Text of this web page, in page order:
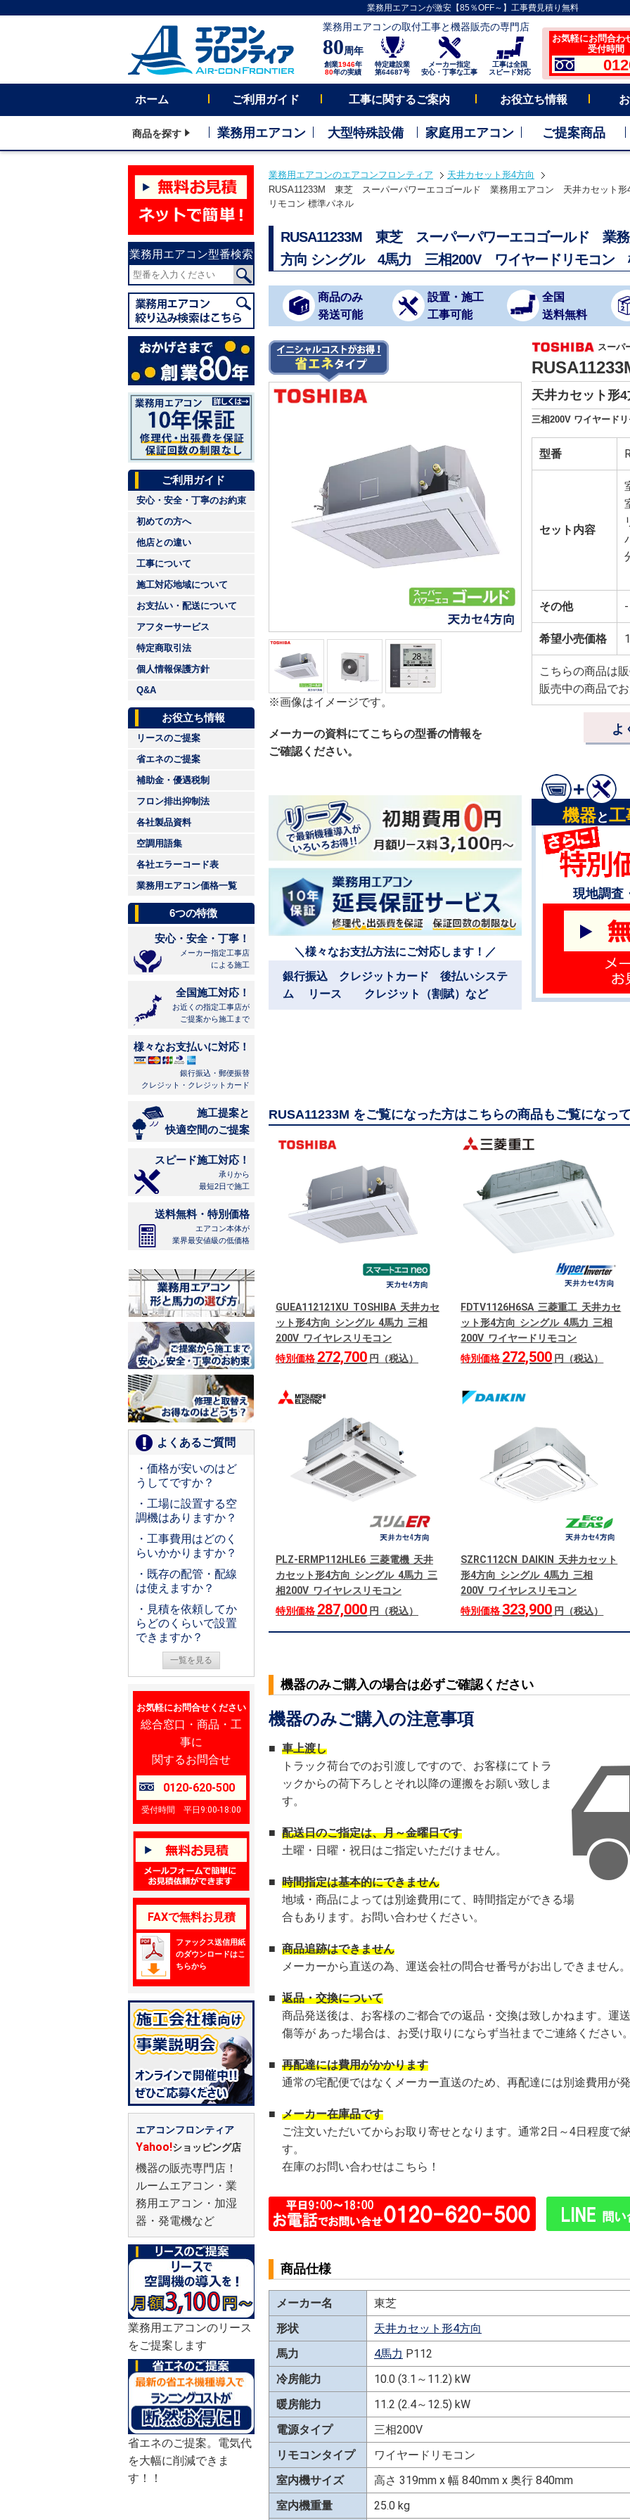
業務用エアコンが激安【85％OFF～】工事費見積り無料
業務用エアコンの取付工事と機器販売の専門店
80周年
創業1946年
80年の実績
特定建設業
第64687号
メーカー指定
安心・丁寧な工事
工事は全国
スピード対応
お気軽にお問合わ
受付時間
ホーム ご利用ガイド 工事に関するご案内 お役立ち情報
商品を探す 業務用エアコン 大型特殊設備 家庭用エアコン ご提案商品
業務用エアコン型番検索
ご利用ガイド
安心・安全・丁寧のお約束
初めての方へ
他店との違い
工事について
施工対応地域について
お支払い・配送について
アフターサービス
特定商取引法
個人情報保護方針
Q&A
お役立ち情報
リースのご提案
省エネのご提案
補助金・優遇税制
フロン排出抑制法
各社製品資料
空調用語集
各社エラーコード表
業務用エアコン価格一覧
6つの特徴
安心・安全・丁寧！
メーカー指定工事店
による施工
全国施工対応！
お近くの指定工事店が
ご提案から施工まで
様々なお支払いに対応！
銀行振込・郵便振替
クレジット・クレジットカード
施工提案と
快適空間のご提案
スピード施工対応！
承りから
最短2日で施工
送料無料・特別価格
エアコン本体が
業界最安値級の低価格
よくあるご質問
・価格が安いのはど
うしてですか？
・工場に設置する空
調機はありますか？
・工事費用はどのく
らいかかりますか？
・既存の配管・配線
は使えますか？
・見積を依頼してか
らどのくらいで設置
できますか？
一覧を見る
お気軽にお問合せください
総合窓口・商品・工
事に
関するお問合せ
0120-620-500
受付時間 平日9:00-18:00
FAXで無料お見積
ファックス送信用紙
のダウンロードはこ
ちらから
エアコンフロンティア
Yahoo!ショッピング店
機器の販売専門店！
ルームエアコン・業
務用エアコン・加湿
器・発電機など
業務用エアコンのリース
をご提案します
省エネのご提案。電気代
を大幅に削減できま
す！！
業務用エアコンのエアコンフロンティア
天井カセット形4方向
RUSA11233M 東芝 スーパーパワーエコゴールド 業務用エアコン 天井カセット形
リモコン 標準パネル
RUSA11233M 東芝 スーパーパワーエコゴールド 業
方向 シングル 4馬力 三相200V ワイヤードリモコン
商品のみ
発送可能
設置・施工
工事可能
全国
送料無料
※画像はイメージです。
メーカーの資料にてこちらの型番の情報を
ご確認ください。
スーパ
天井カセット形
三相200V ワイヤード
型番
セット内容
その他 -
希望小売価格
こちらの商品は
販売中の商品で
よ
＼様々なお支払方法にご対応します！／
銀行振込 クレジットカード 後払いシステ
ム リース クレジット（割賦）など
機器と工
現地調査
RUSA11233M をご覧になった方はこちらの商品もご覧になっ
GUEA112121XU TOSHIBA 天井カセ
ット形4方向 シングル 4馬力 三相
200V ワイヤレスリモコン
特別価格 272,700 円（税込）
FDTV1126H6SA 三菱重工 天井カセ
ット形4方向 シングル 4馬力 三相
200V ワイヤードリモコン
特別価格 272,500 円（税込）
PLZ-ERMP112HLE6 三菱電機 天井
カセット形4方向 シングル 4馬力 三
相200V ワイヤレスリモコン
特別価格 287,000 円（税込）
SZRC112CN DAIKIN 天井カセット
形4方向 シングル 4馬力 三相
200V ワイヤレスリモコン
特別価格 323,900 円（税込）
機器のみご購入の場合は必ずご確認ください
機器のみご購入の注意事項
■ 車上渡し
トラック荷台でのお引渡しですので、お客様にてトラ
ックからの荷下ろしとそれ以降の運搬をお願い致しま
す。
■ 配送日のご指定は、月～金曜日です
土曜・日曜・祝日はご指定いただけません。
■ 時間指定は基本的にできません
地域・商品によっては別途費用にて、時間指定ができる場
合もあります。お問い合わせください。
■ 商品追跡はできません
メーカーから直送の為、運送会社の問合せ番号がお出しできません
■ 返品・交換について
商品発送後は、お客様のご都合での返品・交換は致しかねます。運
傷等が あった場合は、お受け取りにならず当社までご連絡ください
■ 再配達には費用がかかります
通常の宅配便ではなくメーカー直送のため、再配達には別途費用が
■ メーカー在庫品です
ご注文いただいてからお取り寄せとなります。通常2日～4日程度で
す。
在庫のお問い合わせはこちら！
商品仕様
メーカー名
東芝
形状
天井カセット形4方向
馬力
4馬力 P112
冷房能力
10.0 (3.1～11.2) kW
暖房能力
11.2 (2.4～12.5) kW
電源タイプ
三相200V
リモコンタイプ
ワイヤードリモコン
室内機サイズ
高さ 319mm x 幅 840mm x 奥行 840mm
室内機重量
25.0 kg